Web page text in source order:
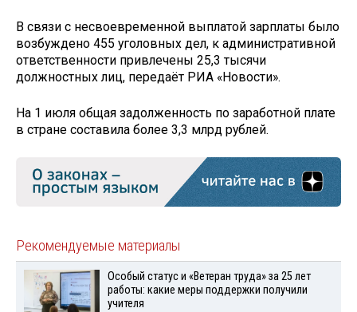
В связи с несвоевременной выплатой зарплаты было
возбуждено 455 уголовных дел, к административной
ответственности привлечены 25,3 тысячи
должностных лиц, передаёт РИА «Новости».
На 1 июля общая задолженность по заработной плате
в стране составила более 3,3 млрд рублей.
Рекомендуемые материалы
Особый статус и «Ветеран труда» за 25 лет
работы: какие меры поддержки получили
учителя